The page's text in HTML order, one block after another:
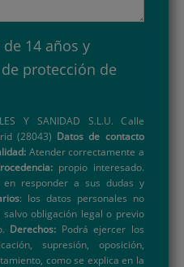
14 años y
protección de
Y SANIDAD S.L.U. Calle
(28043) Datos de contacto
Atender correctamente a
propio interesado.
responder a sus dudas y
: los datos personales no
obligación legal o previo
Derechos: Podrá ejercer los
supresión, oposición,
como se explica en la